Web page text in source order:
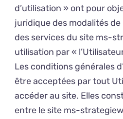
d’utilisation » ont pour
juridique des modalités
des services du site ms-
utilisation par «
Les conditions générales
être acceptées par tout
accéder au site. Elles
entre le site ms-